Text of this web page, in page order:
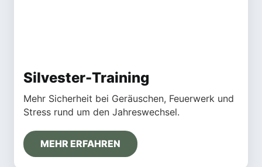
Silvester-Training
Mehr Sicherheit bei Geräuschen, Feuerwerk und
Stress rund um den Jahreswechsel.
MEHR ERFAHREN